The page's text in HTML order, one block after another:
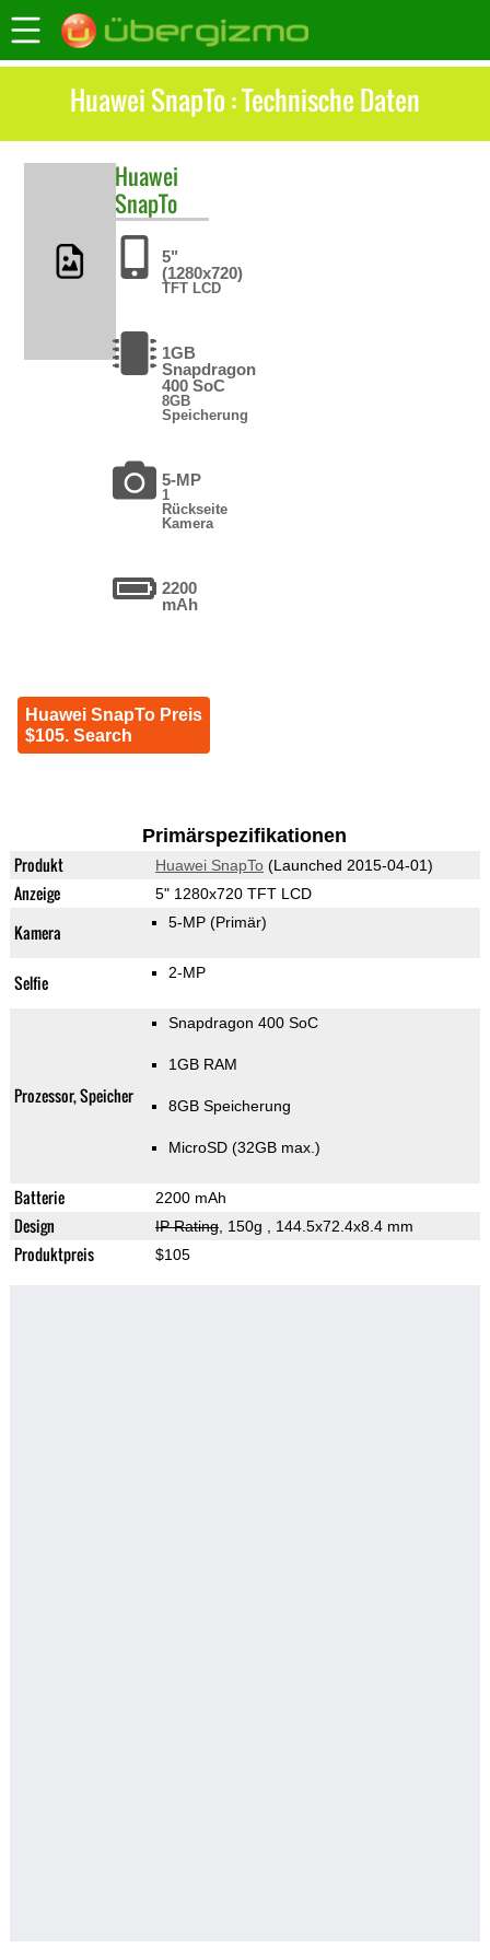
Huawei SnapTo : Technische Daten
Huawei
SnapTo
5"
(1280x720)
TFT LCD
1GB
Snapdragon
400 SoC
8GB
Speicherung
5-MP
1
Rückseite
Kamera
2200
mAh
Huawei SnapTo Preis
$105. Search
Primärspezifikationen
Produkt Huawei SnapTo(Launched 2015-04-01)
Anzeige 5" 1280x720 TFT LCD
Kamera 5-MP (Primär)
Selfie 2-MP
Prozessor, Speicher
Snapdragon 400 SoC
1GB RAM
8GB Speicherung
MicroSD (32GB max.)
Batterie 2200 mAh
Design IP Rating, 150g , 144.5x72.4x8.4 mm
Produktpreis $105